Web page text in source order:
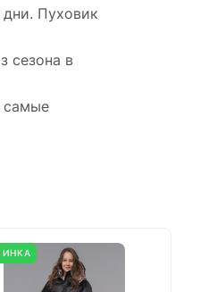
Пуховик
сезона в
самые